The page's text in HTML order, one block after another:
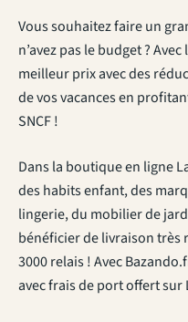
Vous souhaitez faire un
n’avez pas le budget ?
meilleur prix avec des
de vos vacances en
SNCF !
Dans la boutique en ligne
des habits enfant, des
lingerie, du mobilier de
bénéficier de livraison très
3000 relais ! Avec
avec frais de port offert sur